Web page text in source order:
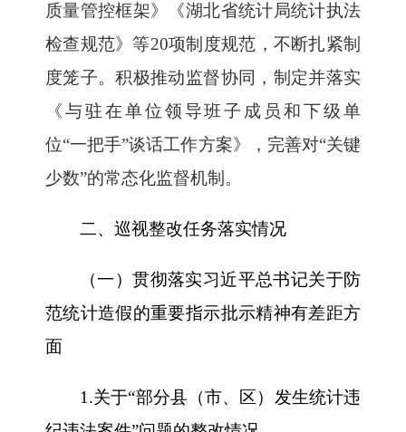
质量管控框架》《湖北省统计局统计执法
检查规范》等20项制度规范，不断扎紧制
度笼子。积极推动监督协同，制定并落实
《与驻在单位领导班子成员和下级单
位“一把手”谈话工作方案》，完善对“关键
少数”的常态化监督机制。
二、巡视整改任务落实情况
（一）贯彻落实习近平总书记关于防
范统计造假的重要指示批示精神有差距方
面
1.关于“部分县（市、区）发生统计违